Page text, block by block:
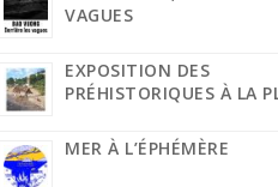
VAGUES
EXPOSITION DES
PRÉHISTORIQUES À LA
MER À L’ÉPHÉMÈRE